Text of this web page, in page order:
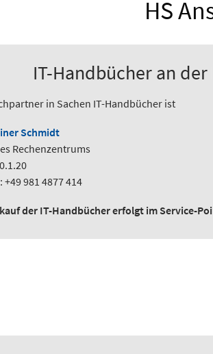
HS
IT-Handbücher an
in Sachen IT-Handbücher ist
Schmidt
Rechenzentrums
+49 981 4877 414
der IT-Handbücher erfolgt im Service-